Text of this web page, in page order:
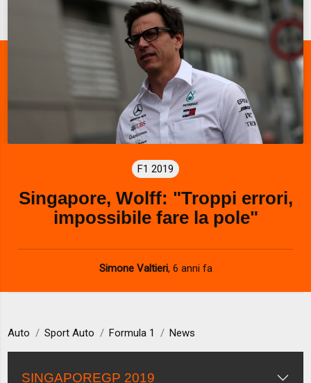
F1 2019
Singapore, Wolff: "Troppi errori,
impossibile fare la pole"
Simone Valtieri, 6 anni fa
Auto Sport Auto Formula 1 News
SINGAPOREGP 2019